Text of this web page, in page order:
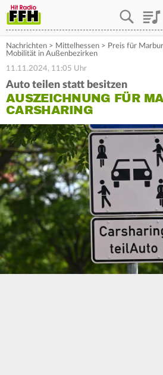
Nachrichten > Mittelhessen > Preis für
Mobilität in Außenbezirken
11.11.2024, 11:05 Uhr
Auto teilen statt besitzen
AUSZEICHNUNG FÜR
CARSHARING